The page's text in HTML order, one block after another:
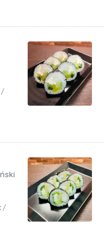
/
/